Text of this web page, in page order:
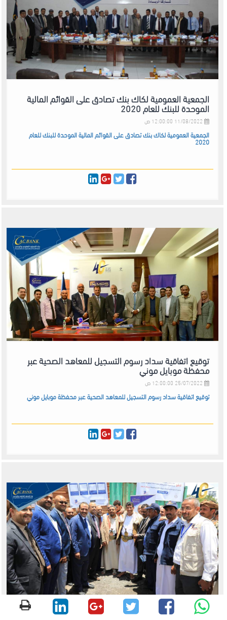
الجمعية العمومية لكاك بنك تصادق على القوائم المالية
الموحدة للبنك للعام 2020
الجمعية العمومية لكاك بنك تصادق على القوائم المالية الموحدة للبنك للعام
2020
توقيع اتفاقية سداد رسوم التسجيل للمعاهد الصحية عبر
محفظة موبايل موني
توقيع اتفاقية سداد رسوم التسجيل للمعاهد الصحية عبر محفظة موبايل موني